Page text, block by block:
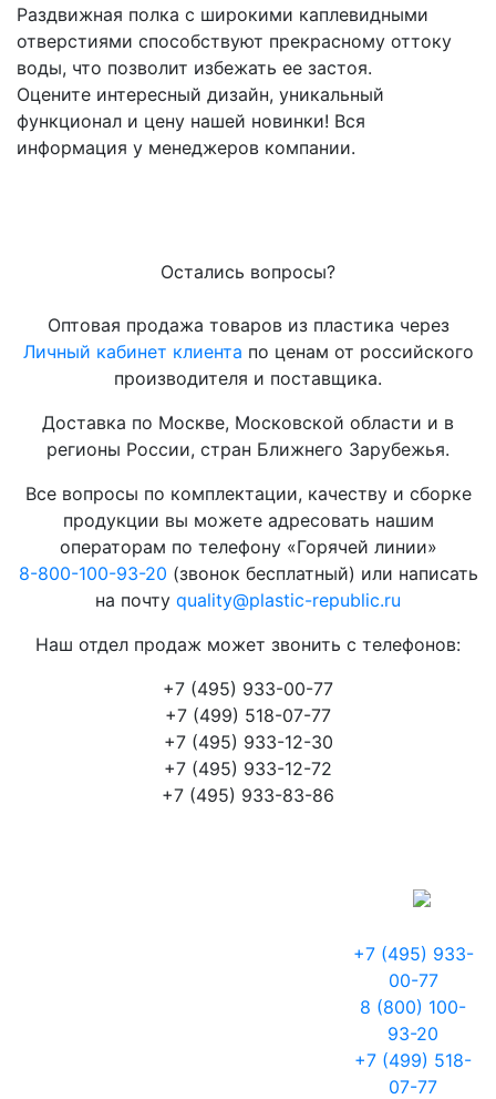
Раздвижная полка с широкими каплевидными
отверстиями способствуют прекрасному оттоку
воды, что позволит избежать ее застоя.
Оцените интересный дизайн, уникальный
функционал и цену нашей новинки! Вся
информация у менеджеров компании.
Остались вопросы?
Оптовая продажа товаров из пластика через
Личный кабинет клиента по ценам от российского
производителя и поставщика.
Доставка по Москве, Московской области и в
регионы России, стран Ближнего Зарубежья.
Все вопросы по комплектации, качеству и сборке
продукции вы можете адресовать нашим
операторам по телефону «Горячей линии»
8-800-100-93-20 (звонок бесплатный) или написать
на почту quality@plastic-republic.ru
Наш отдел продаж может звонить с телефонов:
+7 (495) 933-00-77
+7 (499) 518-07-77
+7 (495) 933-12-30
+7 (495) 933-12-72
+7 (495) 933-83-86
+7 (495) 933-
00-77
8 (800) 100-
93-20
+7 (499) 518-
07-77